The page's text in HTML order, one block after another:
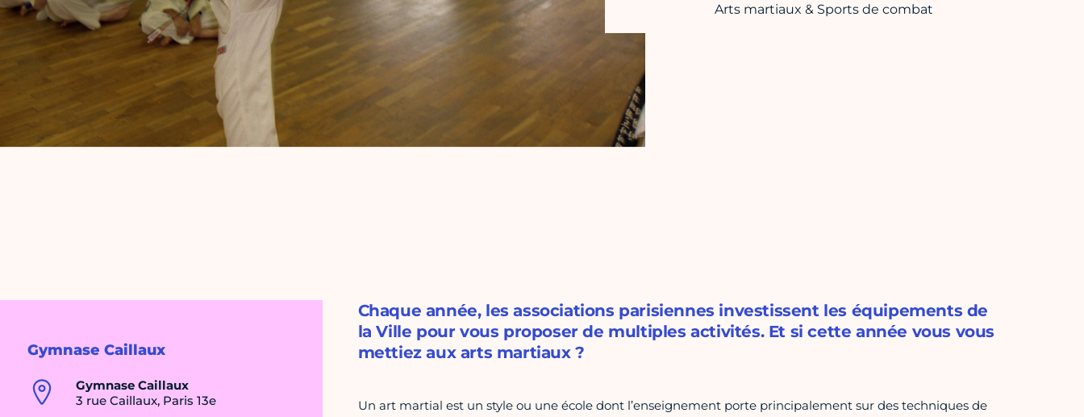
Arts martiaux & Sports de combat
Gymnase Caillaux
Gymnase Caillaux
3 rue Caillaux, Paris 13e
Chaque année, les associations parisiennes investissent les équipements de
la Ville pour vous proposer de multiples activités. Et si cette année vous vous
mettiez aux arts martiaux ?
Un art martial est un style ou une école dont l’enseignement porte principalement sur des techniques de